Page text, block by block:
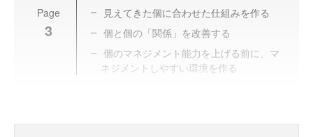
Page
3
見えてきた個に合わせた仕組みを作る
個と個の「関係」を改善する
個のマネジメント能力を上げる前に、マ
ネジメントしやすい環境を作る